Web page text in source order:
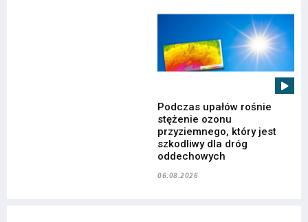
Podczas upałów rośnie
stężenie ozonu
przyziemnego, który jest
szkodliwy dla dróg
oddechowych
06.08.2026